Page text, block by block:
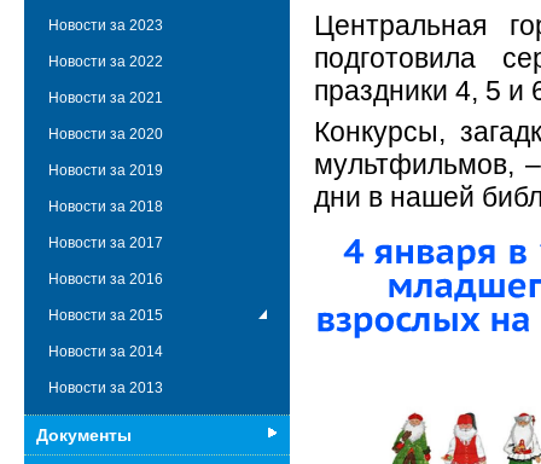
Центральная
подготовила
праздники 4, 5 и
Конкурсы,
мультфильмов,
дни в нашей
Новости за 2023
Новости за 2022
Новости за 2021
Новости за 2020
Новости за 2019
Новости за 2018
Новости за 2017
Новости за 2016
Новости за 2015
Новости за 2014
Новости за 2013
Документы